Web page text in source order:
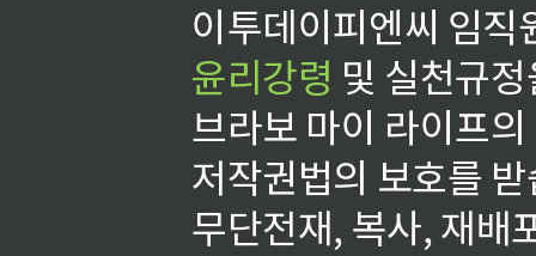
이투데이피엔씨 임
윤리강령 및 실천규
브라보 마이 라이프
저작권법의 보호를
무단전재, 복사, 재배